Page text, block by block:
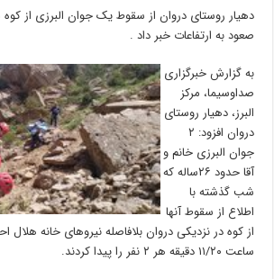
دهیار روستای دروان از سقوط یک جوان البرزی از
صعود به ارتفاعات خبر داد .
به گزارش خبرگزاری
صداوسیما، مرکز
البرز، دهیار روستای
دروان افزود: ۲
جوان البرزی خانم و
آقا حدود ۲۶ساله که
شب گذشته با
اطلاع از سقوط آنها
از کوه در نزدیکی دروان بلافاصله نیروهای خانه هلال
ساعت ۱۱/۲۰ دقیقه هر ۲ نفر را پیدا کردند.